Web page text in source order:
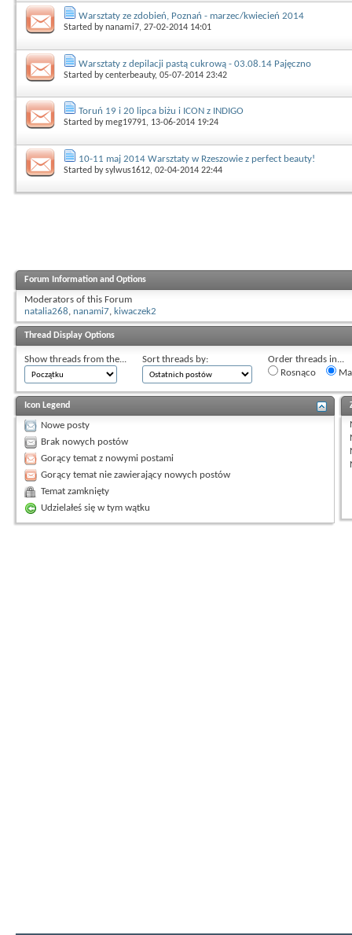
Warsztaty ze zdobień, Poznań - marzec/kwiecień 2014
Started bynanami7, 27-02-2014 14:01
Warsztaty z depilacji pastą cukrową - 03.08.14 Pajęczno
Started bycenterbeauty, 05-07-2014 23:42
Toruń 19 i 20 lipca biżu i ICON z INDIGO
Started bymeg19791, 13-06-2014 19:24
10-11 maj 2014 Warsztaty w Rzeszowie z perfect beauty!
Started bysylwus1612, 02-04-2014 22:44
Forum Information and Options
Moderators of this Forum
natalia268, nanami7, kiwaczek2
Thread Display Options
Show threads from the... Sort threads by:
Order threads in...
Rosnąco
Icon Legend
Nowe posty
Brak nowych postów
Gorący temat z nowymi postami
Gorący temat nie zawierający nowych postów
Temat zamknięty
Udzielałeś się w tym wątku